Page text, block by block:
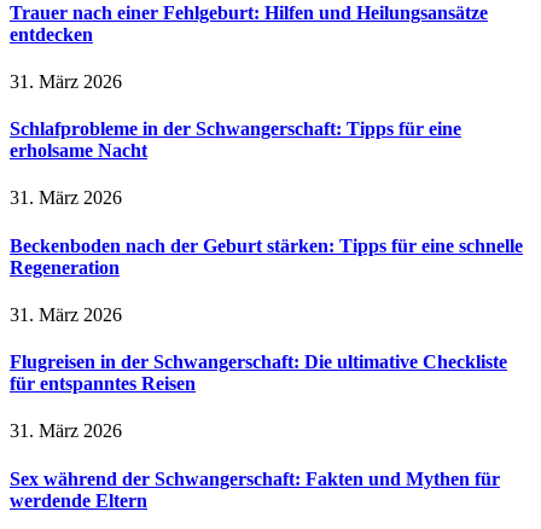
Trauer nach einer Fehlgeburt: Hilfen und Heilungsansätze
entdecken
31. März 2026
Schlafprobleme in der Schwangerschaft: Tipps für eine
erholsame Nacht
31. März 2026
Beckenboden nach der Geburt stärken: Tipps für eine schnelle
Regeneration
31. März 2026
Flugreisen in der Schwangerschaft: Die ultimative Checkliste
für entspanntes Reisen
31. März 2026
Sex während der Schwangerschaft: Fakten und Mythen für
werdende Eltern